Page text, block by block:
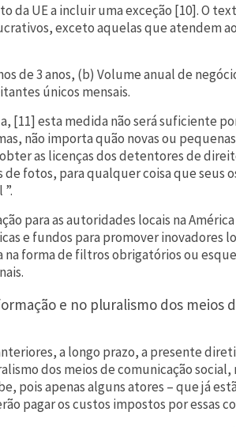
da UE a incluir uma exceção [10]. O
exceto aquelas que atendem
de 3 anos, (b) Volume anual de
únicos mensais.
[11] esta medida não será suficiente
não importa quão novas ou
obter as licenças dos detentores de
fotos, para qualquer coisa que seus
para as autoridades locais na
e fundos para promover inovadores
forma de filtros obrigatórios ou
e no pluralismo dos meios
a longo prazo, a presente
dos meios de comunicação social,
pois apenas alguns atores – que já
pagar os custos impostos por essas